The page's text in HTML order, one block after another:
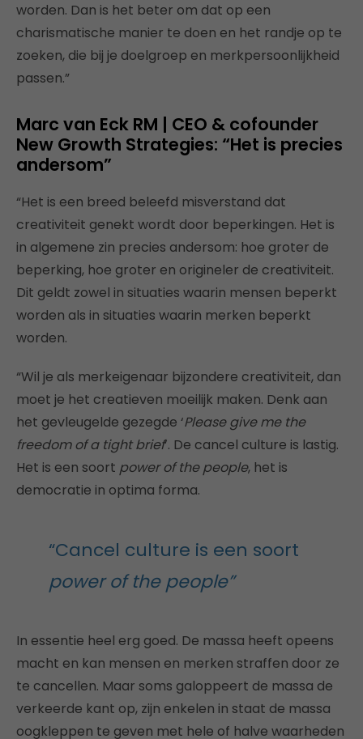
worden. Dan is het beter om dat op een
charismatische manier te doen en het randje op te
zoeken, die bij je doelgroep en merkpersoonlijkheid
passen.”
Marc van Eck RM | CEO & cofounder
New Growth Strategies: “Het is precies
andersom”
“Het is een breed beleefd misverstand dat
creativiteit genekt wordt door beperkingen. Het is
in algemene zin precies andersom: hoe groter de
beperking, hoe groter en origineler de creativiteit.
Dit geldt zowel in situaties waarin mensen beperkt
worden als in situaties waarin merken beperkt
worden.
“Wil je als merkeigenaar bijzondere creativiteit, dan
moet je het creatieven moeilijk maken. Denk aan
het gevleugelde gezegde ‘Please give me the
freedom of a tight brief’. De cancel culture is lastig.
Het is een soort power of the people, het is
democratie in optima forma.
“Cancel culture is een soort
power of the people”
In essentie heel erg goed. De massa heeft opeens
macht en kan mensen en merken straffen door ze
te cancellen. Maar soms galoppeert de massa de
verkeerde kant op, zijn enkelen in staat de massa
oogkleppen te geven met hele of halve waarheden